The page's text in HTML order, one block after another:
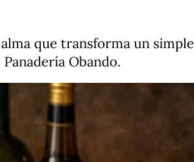
que transforma un simple
Obando.